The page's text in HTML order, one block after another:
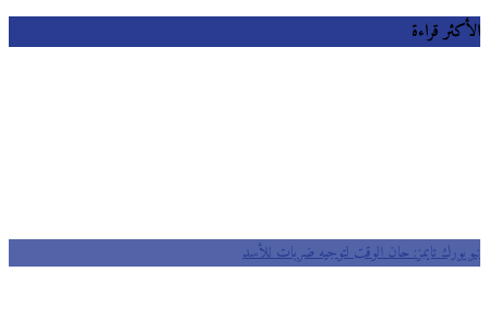
قراءة
تايمز: حان الوقت لتوجيه ضربات للأسد